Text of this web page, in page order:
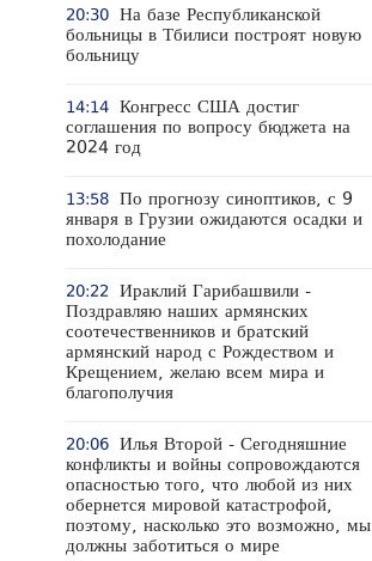
20:30 На базе Республиканской
больницы в Тбилиси построят новую
больницу
14:14 Конгресс США достиг
соглашения по вопросу бюджета на
2024 год
13:58 По прогнозу синоптиков, с 9
января в Грузии ожидаются осадки и
похолодание
20:22
Ираклий Гарибашвили -
Поздравляю наших армянских
соотечественников и братский
армянский народ с Рождеством и
Крещением, желаю всем мира и
благополучия
20:06 Илья Второй - Сегодняшние
конфликты и войны сопровождаются
опасностью того, что любой из них
обернется мировой катастрофой,
поэтому, насколько это возможно, мы
должны заботиться о мире